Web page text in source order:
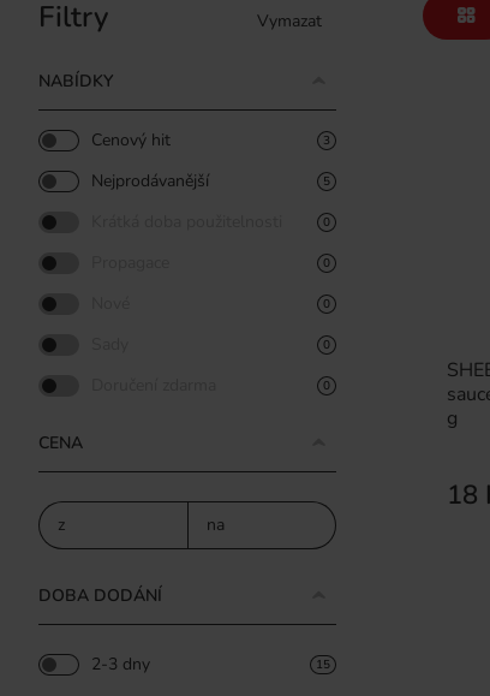
g
18
Filtry Vymazat
NABÍDKY
Cenový hit 3
Nejprodávanější 5
0
0
0
0
0
CENA
z na
DOBA DODÁNÍ
2-3 dny 15